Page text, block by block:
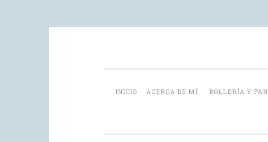
content
INICIO ACERCA DE MÍ BOLLERÍA Y PAN